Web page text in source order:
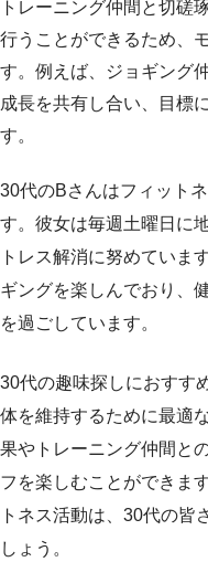
トレーニング仲間と切磋
行うことができるため、
す。例えば、ジョギング
成長を共有し合い、目標
す。
30代のBさんはフィット
す。彼女は毎週土曜日に
トレス解消に努めていま
ギングを楽しんでおり、
を過ごしています。
30代の趣味探しにおすす
体を維持するために最適
果やトレーニング仲間と
フを楽しむことができま
トネス活動は、30代の皆
しょう。